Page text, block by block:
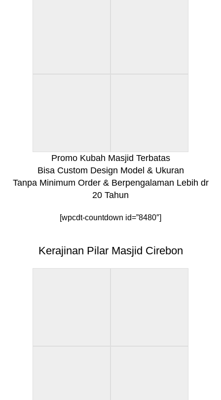
Promo Kubah Masjid Terbatas
Bisa Custom Design Model & Ukuran
Tanpa Minimum Order & Berpengalaman Lebih dr
20 Tahun
[wpcdt-countdown id=”8480″]
Kerajinan Pilar Masjid Cirebon